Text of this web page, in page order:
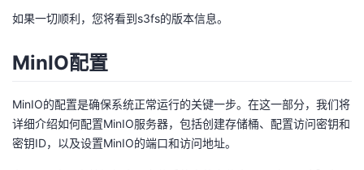
如果一切顺利，您将看到s3fs的版本信息。
MinIO配置
MinIO的配置是确保系统正常运行的关键一步。在这一部分，我们将
详细介绍如何配置MinIO服务器，包括创建存储桶、配置访问密钥和
密钥ID，以及设置MinIO的端口和访问地址。